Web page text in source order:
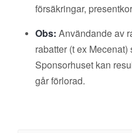
försäkringar,
Obs: Användande av
rabatter (t ex
Sponsorhuset kan
går förlorad.